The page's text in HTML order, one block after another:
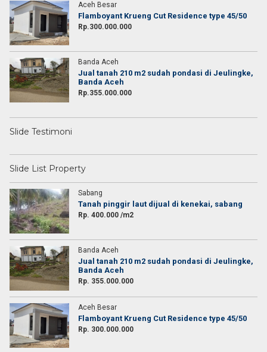
Aceh Besar
Flamboyant Krueng Cut Residence type 45/50
Rp.300.000.000
Banda Aceh
Jual tanah 210 m2 sudah pondasi di Jeulingke,
Banda Aceh
Rp.355.000.000
Slide Testimoni
Slide List Property
Sabang
Tanah pinggir laut dijual di kenekai, sabang
Rp. 400.000 /m2
Banda Aceh
Jual tanah 210 m2 sudah pondasi di Jeulingke,
Banda Aceh
Rp. 355.000.000
Aceh Besar
Flamboyant Krueng Cut Residence type 45/50
Rp. 300.000.000